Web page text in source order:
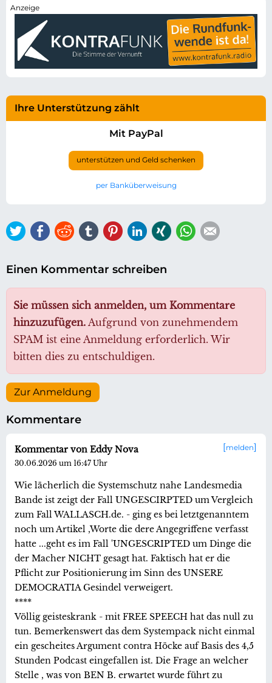
Ihre Unterstützung zählt
Mit PayPal
unterstützen und Geld schenken
per Banküberweisung
TwitterFacebook
ReddittumblrPinterestLinkedIn
Xing WhatsApp
Einen Kommentar schreiben
Sie müssen sich anmelden, um Kommentare
hinzuzufügen. Aufgrund von zunehmendem
SPAM ist eine Anmeldung erforderlich. Wir
bitten dies zu entschuldigen.
Zur Anmeldung
Kommentare
melden
Kommentar von Eddy Nova
30.06.2026 um 16:47 Uhr
Wie lächerlich die Systemschutz nahe Landesmedia
Bande ist zeigt der Fall UNGESCIRPTED um Vergleich
zum Fall WALLASCH.de. - ging es bei letztgenanntem
noch um Artikel ,Worte die dere Angegriffene verfasst
hatte ...geht es im Fall 'UNGESCRIPTED um Dinge die
der Macher NICHT gesagt hat. Faktisch hat er die
Pflicht zur Positionierung im Sinn des UNSERE
DEMOCRATIA Gesindel verweigert.
****
Völlig geisteskrank - mit FREE SPEECH hat das null zu
tun. Bemerkenswert das dem Systempack nicht einmal
ein gescheites Argument contra Höcke auf Basis des 4,5
Stunden Podcast eingefallen ist. Die Frage an welcher
Stelle , was von BEN B. erwartet wurde führt zu